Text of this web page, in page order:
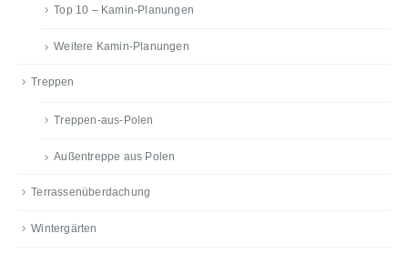
Top 10 – Kamin-Planungen
Weitere Kamin-Planungen
Treppen
Treppen-aus-Polen
Außentreppe aus Polen
Terrassenüberdachung
Wintergärten